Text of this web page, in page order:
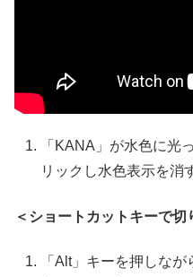
「KANA」が水色に光
リックし水色表示を消
＜ショートカットキーで切
「Alt」キーを押しな